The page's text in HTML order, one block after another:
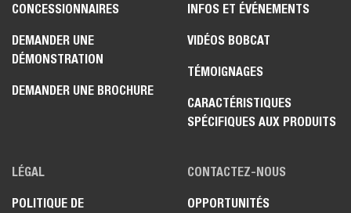
CONCESSIONNAIRES
DEMANDER UNE
DÉMONSTRATION
DEMANDER UNE BROCHURE
INFOS ET ÉVÉNEMENTS
VIDÉOS BOBCAT
TÉMOIGNAGES
CARACTÉRISTIQUES
SPÉCIFIQUES AUX PRODUITS
LÉGAL
POLITIQUE DE
CONTACTEZ-NOUS
OPPORTUNITÉS